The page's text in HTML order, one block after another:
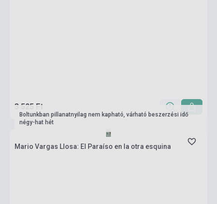
3 525 Ft
Boltunkban pillanatnyilag nem kapható, várható beszerzési idő
négy-hat hét
Mario Vargas Llosa: El Paraíso en la otra esquina